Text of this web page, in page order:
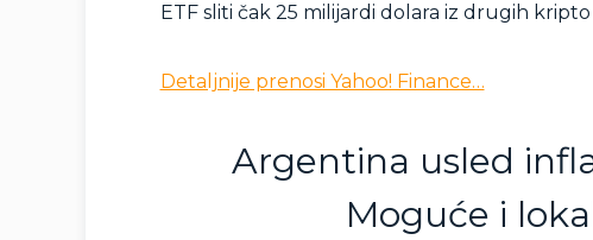
ETF sliti čak 25 milijardi dolara iz drugih
Detaljnije prenosi Yahoo! Finance…
Argentina usled
Moguće i